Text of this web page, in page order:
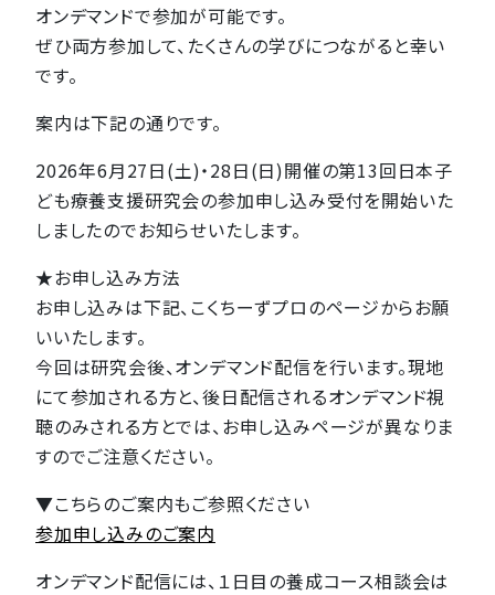
オンデマンドで参加が可能です。
ぜひ両方参加して、たくさんの学びにつながると幸い
です。
案内は下記の通りです。
2026年6月27日(土)・28日(日)開催の第13回日本子
ども療養支援研究会の参加申し込み受付を開始いた
しましたのでお知らせいたします。
★お申し込み方法
お申し込みは下記、こくちーずプロのページからお願
いいたします。
今回は研究会後、オンデマンド配信を行います。現地
にて参加される方と、後日配信されるオンデマンド視
聴のみされる方とでは、お申し込みページが異なりま
すのでご注意ください。
▼こちらのご案内もご参照ください
参加申し込みのご案内
オンデマンド配信には、１日目の養成コース相談会は